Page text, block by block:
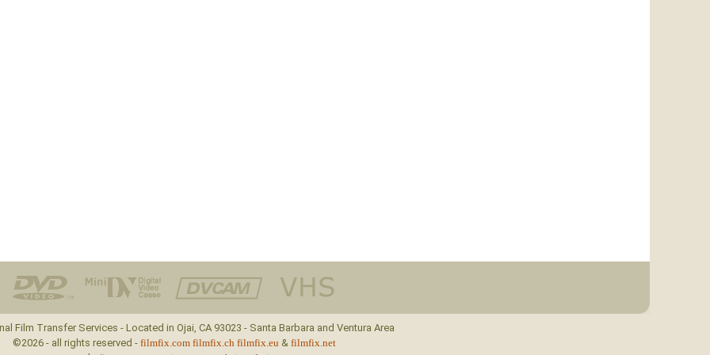
Film Transfer Services - Located in Ojai, CA 93023 - Santa Barbara and Ventura Area
©2026 - all rights reserved - filmfix.com filmfix.ch filmfix.eu & filmfix.net